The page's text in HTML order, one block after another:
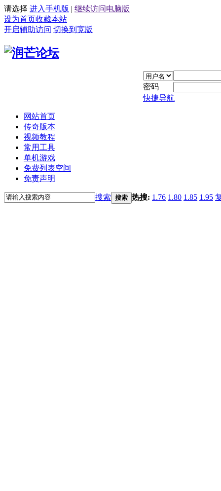
请选择 进入手机版 | 继续访问电脑版
设为首页收藏本站
开启辅助访问 切换到宽版
密码
快捷导航
网站首页
传奇版本
视频教程
常用工具
单机游戏
免费列表空间
免责声明
搜索 搜索 热搜: 1.76 1.80 1.85 1.95